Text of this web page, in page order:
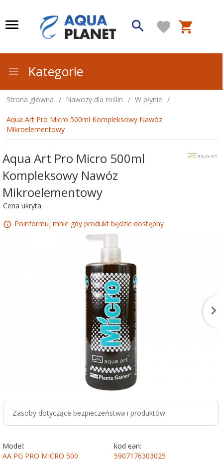
Kategorie
Strona główna Nawozy dla roślin W płynie
Aqua Art Pro Micro 500ml Kompleksowy Nawóz
Mikroelementowy
Aqua Art Pro Micro 500ml
Kompleksowy Nawóz
Mikroelementowy
Cena ukryta
Poinformuj mnie gdy produkt będzie dostępny
Zasoby dotyczące bezpieczeństwa i produktów
Model:
AA PG PRO MICRO 500
kod ean:
5907176303025